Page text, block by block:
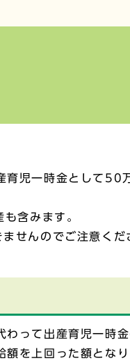
育児一時金として
含みます。
せんのでご注意くだ
って出産育児一時
を上回った額となり